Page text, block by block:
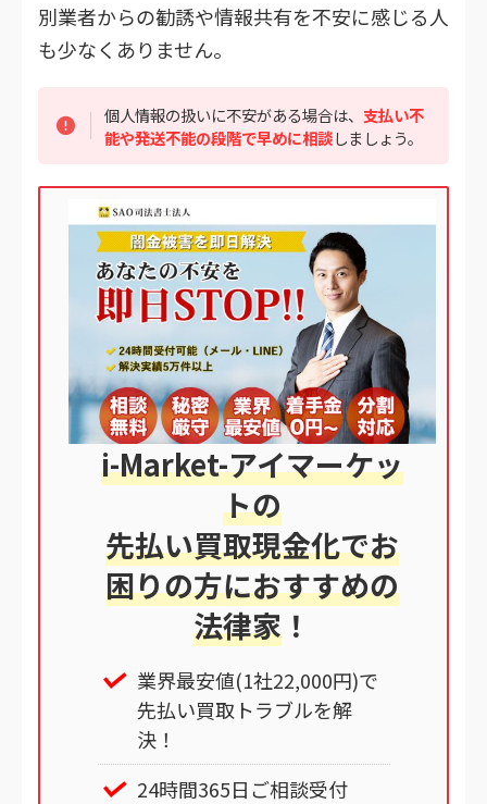
別業者からの勧誘や情報共有を不安に感じる人
も少なくありません。
個人情報の扱いに不安がある場合は、 支払い不
能や発送不能の段階で早めに相談しましょう。
i-Market-アイマーケッ
トの
先払い買取現金化でお
困りの方におすすめの
法律家 ！
業界最安値(1社22,000円)で
先払い買取トラブルを解
決！
24時間365日ご相談受付